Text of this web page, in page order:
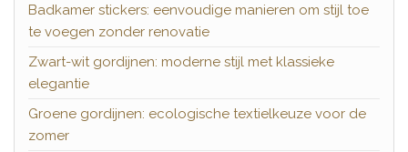
Badkamer stickers: eenvoudige manieren om stijl toe
te voegen zonder renovatie
Zwart-wit gordijnen: moderne stijl met klassieke
elegantie
Groene gordijnen: ecologische textielkeuze voor de
zomer